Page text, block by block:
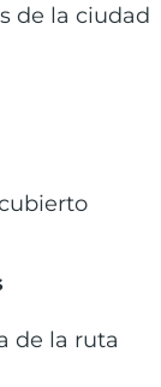
de la ciudad
de la ruta